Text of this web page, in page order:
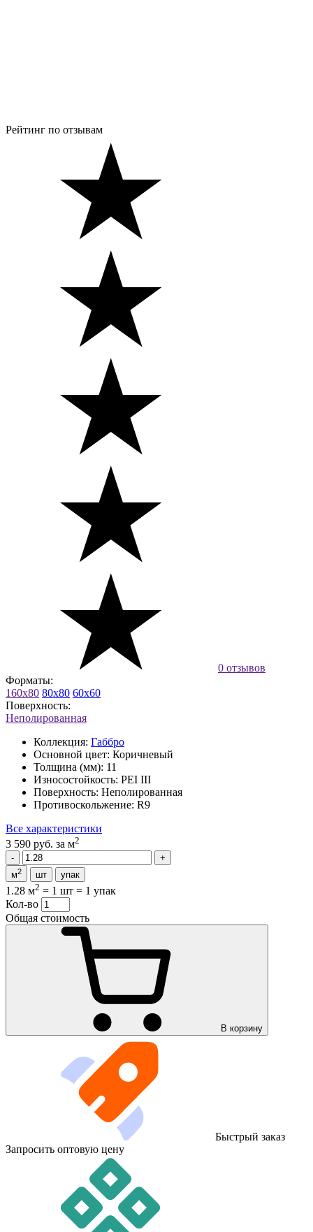
Рейтинг по отзывам
0 отзывов
Форматы:
160x80 80x80 60x60
Поверхность:
Неполированная
Коллекция: Габбро
Основной цвет: Коричневый
Толщина (мм): 11
Износостойкость: PEI III
Поверхность: Неполированная
Противоскольжение: R9
Все характеристики
3 590 руб. за м2
м2 шт упак
1.28 м2 = 1 шт = 1 упак
Кол-во
Общая стоимость
В корзину
Быстрый заказ
Запросить оптовую цену